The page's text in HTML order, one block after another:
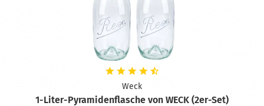
Weck
1-Liter-Pyramidenflasche von WECK (2er-Set)